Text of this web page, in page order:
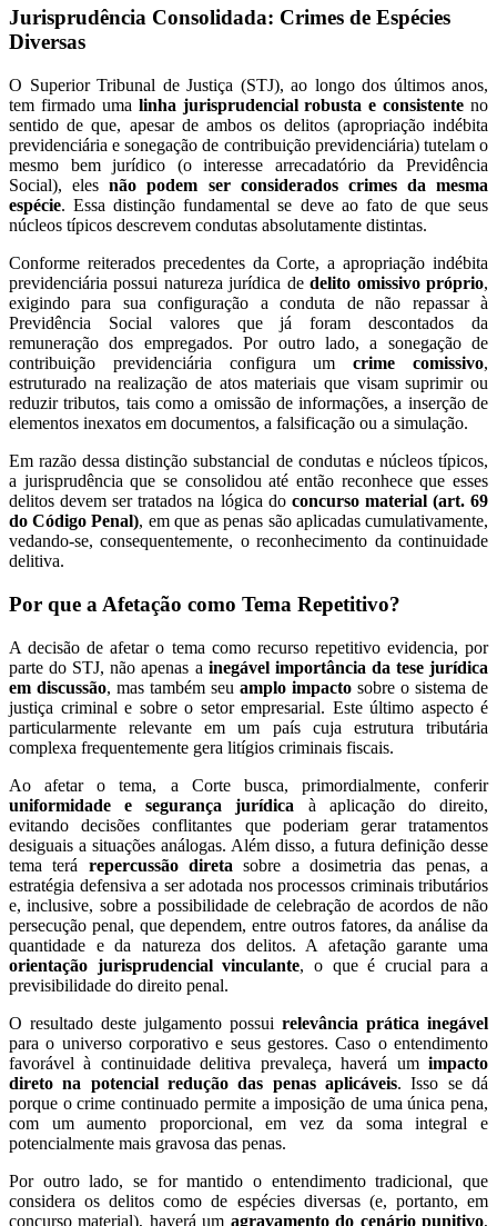
Jurisprudência Consolidada: Crimes de Espécies
Diversas
O Superior Tribunal de Justiça (STJ), ao longo dos últimos anos,
tem firmado uma linha jurisprudencial robusta e consistente no
sentido de que, apesar de ambos os delitos (apropriação indébita
previdenciária e sonegação de contribuição previdenciária) tutelam o
mesmo bem jurídico (o interesse arrecadatório da Previdência
Social), elesnão podem ser considerados crimes da mesma
espécie. Essa distinção fundamental se deve ao fato de que seus
núcleos típicos descrevem condutas absolutamente distintas.
Conforme reiterados precedentes da Corte, a apropriação indébita
previdenciária possui natureza jurídica dedelito omissivo próprio,
exigindo para sua configuração a conduta de não repassar à
Previdência Social valores que já foram descontados da
remuneração dos empregados. Por outro lado, a sonegação de
contribuição previdenciária configura umcrime comissivo,
estruturado na realização de atos materiais que visam suprimir ou
reduzir tributos, tais como a omissão de informações, a inserção de
elementos inexatos em documentos, a falsificação ou a simulação.
Em razão dessa distinção substancial de condutas e núcleos típicos,
a jurisprudência que se consolidou até então reconhece que esses
delitos devem ser tratados na lógica do concurso material (art. 69
do Código Penal), em que as penas são aplicadas cumulativamente,
vedando-se, consequentemente, o reconhecimento da continuidade
delitiva.
Por que a Afetação como Tema Repetitivo?
A decisão de afetar o tema como recurso repetitivo evidencia, por
parte do STJ, não apenas a inegável importância da tese jurídica
em discussão, mas também seu amplo impacto sobre o sistema de
justiça criminal e sobre o setor empresarial. Este último aspecto é
particularmente relevante em um país cuja estrutura tributária
complexa frequentemente gera litígios criminais fiscais.
Ao afetar o tema, a Corte busca, primordialmente, conferir
uniformidade e segurança jurídica à aplicação do direito,
evitando decisões conflitantes que poderiam gerar tratamentos
desiguais a situações análogas. Além disso, a futura definição desse
tema terá repercussão direta sobre a dosimetria das penas, a
estratégia defensiva a ser adotada nos processos criminais tributários
e, inclusive, sobre a possibilidade de celebração de acordos de não
persecução penal, que dependem, entre outros fatores, da análise da
quantidade e da natureza dos delitos. A afetação garante uma
orientação jurisprudencial vinculante, o que é crucial para a
previsibilidade do direito penal.
O resultado deste julgamento possui relevância prática inegável
para o universo corporativo e seus gestores. Caso o entendimento
favorável à continuidade delitiva prevaleça, haverá um impacto
direto na potencial redução das penas aplicáveis. Isso se dá
porque o crime continuado permite a imposição de uma única pena,
com um aumento proporcional, em vez da soma integral e
potencialmente mais gravosa das penas.
Por outro lado, se for mantido o entendimento tradicional, que
considera os delitos como de espécies diversas (e, portanto, em
concurso material), haverá um agravamento do cenário punitivo,